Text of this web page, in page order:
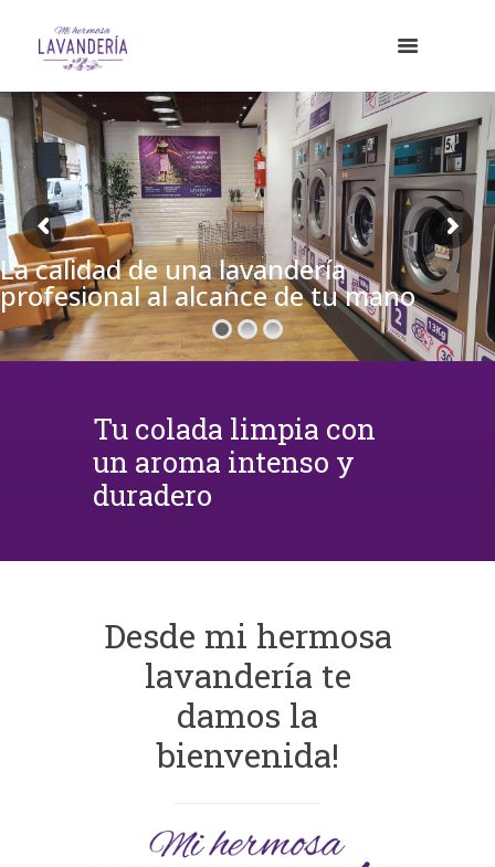
La calidad de una lavandería
profesional al alcance de tu mano
Tu colada limpia con
un aroma intenso y
duradero
Desde mi hermosa
lavandería te
damos la
bienvenida!